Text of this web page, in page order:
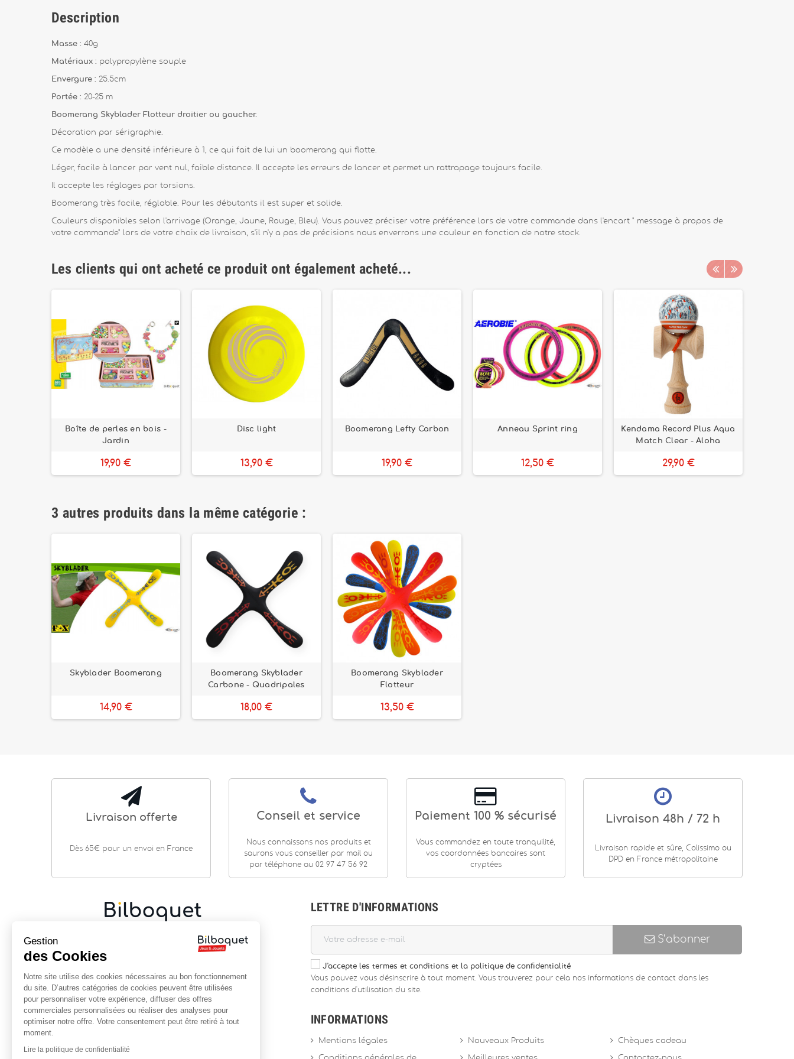
Description
Masse : 40g
Matériaux : polypropylène souple
Envergure : 25.5cm
Portée : 20-25 m
Boomerang Skyblader Flotteur droitier ou gaucher.
Décoration par sérigraphie.
Ce modèle a une densité inférieure à 1, ce qui fait de lui un boomerang qui flotte.
Léger, facile à lancer par vent nul, faible distance. Il accepte les erreurs de lancer et permet un rattrapage toujours facile.
Il accepte les réglages par torsions.
Boomerang très facile, réglable. Pour les débutants il est super et solide.
Couleurs disponibles selon l'arrivage (Orange, Jaune, Rouge, Bleu). Vous pouvez préciser votre préférence lors de votre commande dans l'encart " message à propos de
votre commande" lors de votre choix de livraison, s'il n'y a pas de précisions nous enverrons une couleur en fonction de notre stock.
Les clients qui ont acheté ce produit ont également acheté...
Boîte de perles en bois -
Jardin
19,90 €
Disc light
13,90 €
Boomerang Lefty Carbon
19,90 €
Anneau Sprint ring
12,50 €
Kendama Record Plus Aqua
Match Clear - Aloha
29,90 €
3 autres produits dans la même catégorie :
Skyblader Boomerang
14,90 €
Boomerang Skyblader
Carbone - Quadripales
18,00 €
Boomerang Skyblader
Flotteur
13,50 €
Livraison offerte
Dès 65€ pour un envoi en France
Conseil et service
Nous connaissons nos produits et
saurons vous conseiller par mail ou
par téléphone au 02 97 47 56 92
Paiement 100 % sécurisé
Vous commandez en toute tranquilité,
vos coordonnées bancaires sont
cryptées
Livraison 48h / 72 h
Livraison rapide et sûre, Colissimo ou
DPD en France métropolitaine
Cadeaux de naissance Jouets en bois |Jeux de
société | Loisirs créatifs
Centre historique de Vannes
Près de la cathédrale
02 97 47 56 92
LETTRE D'INFORMATIONS
S’abonner
J'accepte les termes et conditions et la politique de confidentialité
Vous pouvez vous désinscrire à tout moment. Vous trouverez pour cela nos informations de contact dans les
conditions d'utilisation du site.
INFORMATIONS
Mentions légales Nouveaux Produits Chèques cadeau
Gestion
des Cookies
Notre site utilise des cookies nécessaires au bon fonctionnement
du site. D’autres catégories de cookies peuvent être utilisées
pour personnaliser votre expérience, diffuser des offres
commerciales personnalisées ou réaliser des analyses pour
optimiser notre offre. Votre consentement peut être retiré à tout
moment.
Lire la politique de confidentialité